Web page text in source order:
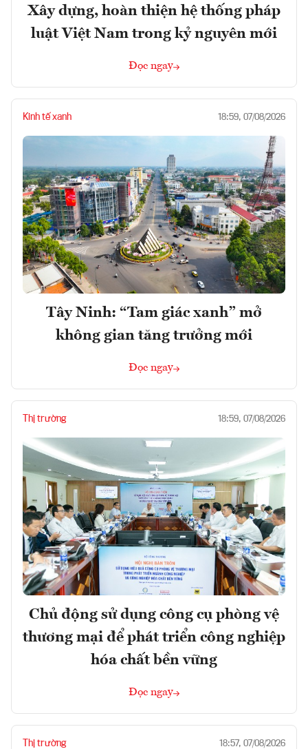
Xây dựng, hoàn thiện hệ thống pháp
luật Việt Nam trong kỷ nguyên mới
Đọc ngay
Kinh tế xanh 18:59, 07/08/2026
Tây Ninh: “Tam giác xanh” mở
không gian tăng trưởng mới
Đọc ngay
Thị trường 18:59, 07/08/2026
Chủ động sử dụng công cụ phòng vệ
thương mại để phát triển công nghiệp
hóa chất bền vững
Đọc ngay
Thị trường 18:57, 07/08/2026